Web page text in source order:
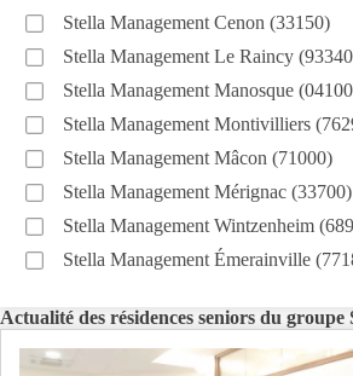
Stella Management Cenon (33150)
Stella Management Le Raincy
Stella Management Manosque
Stella Management Montivilliers
Stella Management Mâcon (71000)
Stella Management Mérignac (33700)
Stella Management Wintzenheim
Stella Management Émerainville
Actualité des résidences seniors du